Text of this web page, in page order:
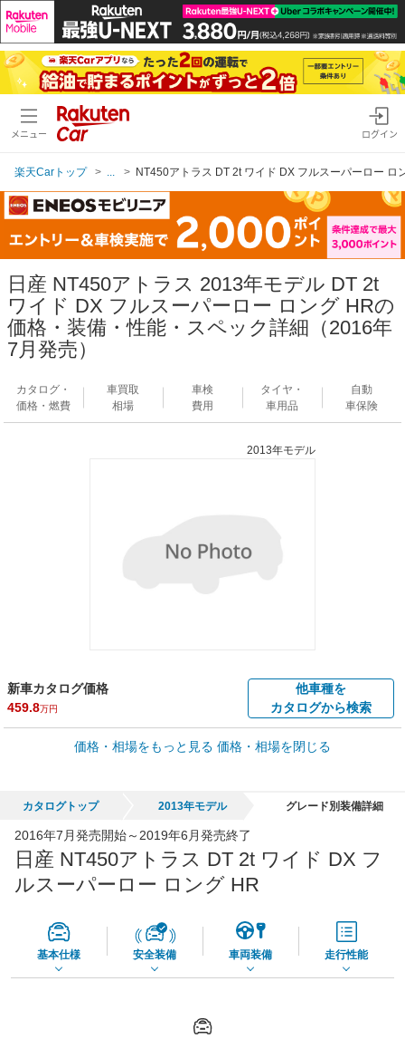
メニュー ログイン
楽天Carトップ NT450アトラス DT 2t ワイド DX フルスーパーロー ロ
日産 NT450アトラス 2013年モデル DT 2t
ワイド DX フルスーパーロー ロング HRの
価格・装備・性能・スペック詳細（2016年
7月発売）
カタログ・
価格・燃費
車買取
相場
車検
費用
タイヤ・
車用品
自動
車保険
2013年モデル
新車カタログ価格
459.8万円
他車種を
カタログから検索
車買取価格 *
車買取相場
全国平均の車検価格 *
- 円
*当該価格は車種別の価格となります。
価格・相場をもっと見る 価格・相場を閉じる
カタログトップ 2013年モデル グレード別装備詳細
2016年7月発売開始～2019年6月発売終了
日産 NT450アトラス DT 2t ワイド DX フ
ルスーパーロー ロング HR
基本仕様 安全装備 車両装備 走行性能